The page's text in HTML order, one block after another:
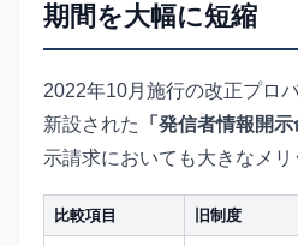
期間を大幅に短縮
2022年10月施行の改正プロ
新設された
「発信者情報開示
示請求においても大きなメリ
比較項目 旧制度